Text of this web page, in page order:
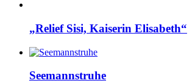
„Relief Sisi, Kaiserin Elisabeth“
Seemannstruhe